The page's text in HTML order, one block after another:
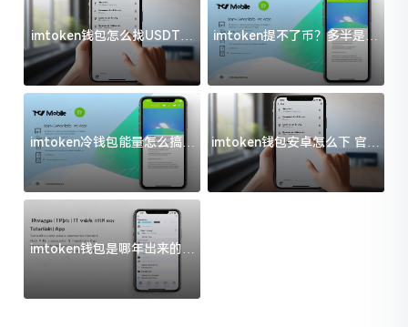
imtoken钱包怎么找USDT地
址？三步搞定不踩坑
imtoken提不了币？多半是这
几件事没处理好
imtoken冷钱包能量怎么搞？
过来人告诉你门道
imtoken钱包安卓怎么下 官方
渠道避坑指南
imtoken钱包是哪年出来的？
一文给你说清楚